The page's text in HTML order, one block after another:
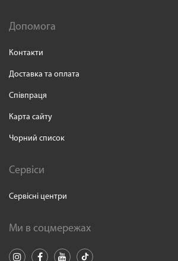
Допомога
Контакти
Доставка та оплата
Співпраця
Карта сайту
Чорний список
Сервіси
Сервісні центри
Ми в соцмережах